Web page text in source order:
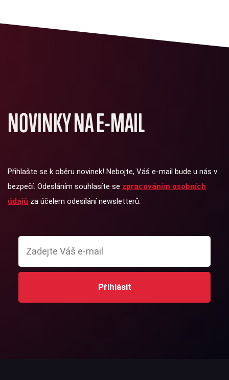
NOVINKY NA E-MAIL
Přihlašte se k oběru novinek! Nebojte, Váš e-mail bude u nás v
bezpečí. Odesláním souhlasíte se zpracováním osobních
údajů za účelem odesílání newsletterů.
Přihlásit